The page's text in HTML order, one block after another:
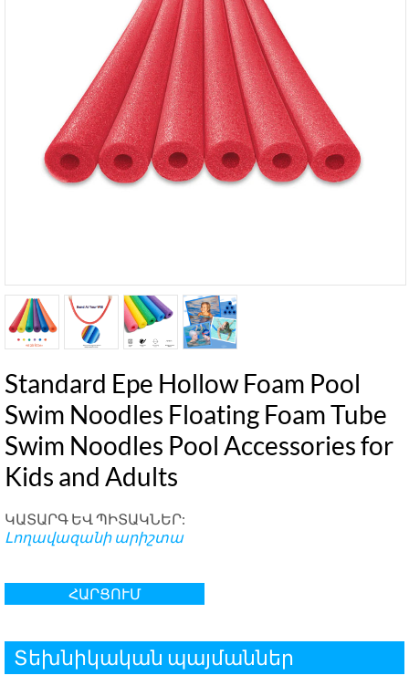
Standard Epe Hollow Foam Pool
Swim Noodles Floating Foam Tube
Swim Noodles Pool Accessories for
Kids and Adults
ԿԱՏԱՐԳ ԵՎ ՊԻՏԱԿՆԵՐ:
Լողավազանի արիշտա
ՀԱՐՑՈՒՄ
Տեխնիկական պայմաններ